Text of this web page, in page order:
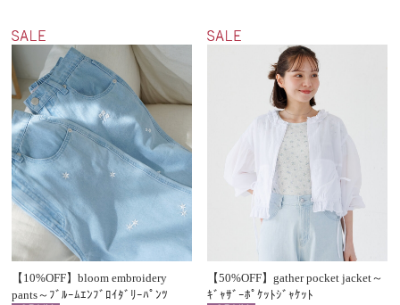
【10%OFF】bloom embroidery
pants～ﾌﾞﾙｰﾑｴﾝﾌﾞﾛｲﾀﾞﾘｰﾊﾟﾝﾂ
【50%OFF】gather pocket jacket～
ｷﾞｬｻﾞｰﾎﾟｹｯﾄｼﾞｬｹｯﾄ